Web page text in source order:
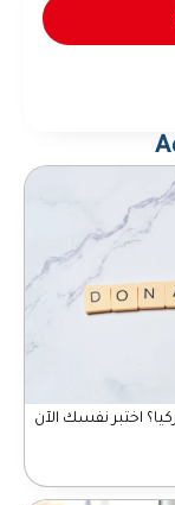
اختبر نفسك الآن